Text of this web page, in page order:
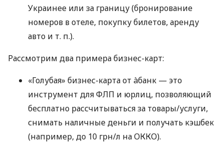
Украинее или за границу (бронирование
номеров в отеле, покупку билетов, аренду
авто и т. п.).
Рассмотрим два примера бизнес-карт:
«Голубая» бизнес-карта от àбанк — это
инструмент для ФЛП и юрлиц, позволяющий
бесплатно рассчитываться за товары/услуги,
снимать наличные деньги и получать кэшбек
(например, до 10 грн/л на ОККО).